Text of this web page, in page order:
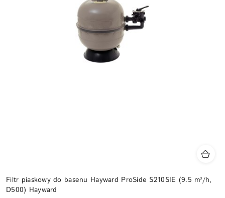
Filtr piaskowy do basenu Hayward ProSide S210SIE (9.5 m³/h,
D500) Hayward